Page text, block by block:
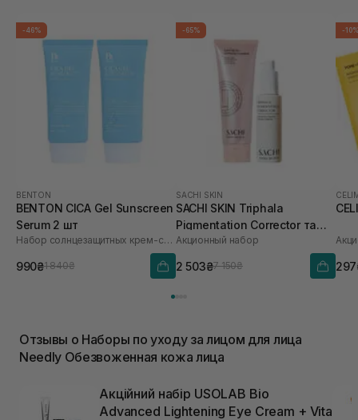
-46%
BENTON
BENTON CICA Gel Sunscreen
Serum 2 шт
Набор солнцезащитных крем-сывороток
990₴1 840₴
-65%
SACHI SKIN
SACHI SKIN Triphala
Pigmentation Corrector та
Saffron Luminous Cleanser
Акционный набор
2 503₴7 150₴
-
Отзывы о Наборы по уходу за лицом для лица
Needly Обезвоженная кожа лица
Акційний набір USOLAB Bio
Advanced Lightening Eye Cream + Vita